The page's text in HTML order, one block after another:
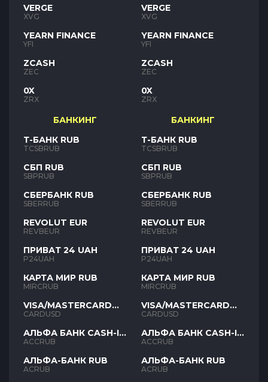
VERGE
XVG
YEARN FINANCE
YFI
ZCASH
ZEC
0X
ZRX
БАНКИНГ
Т-БАНК RUB
TCSBRUB
СБП RUB
SBPRUB
СБЕРБАНК RUB
SBERRUB
REVOLUT EUR
REVBEUR
ПРИВАТ 24 UAH
P24UAH
КАРТА МИР RUB
MIRCRUB
VISA/MASTERCARD
USD
CARDUSD
АЛЬФА БАНК CASH-IN
RUB
ACCRUB
АЛЬФА-БАНК RUB
ACRUB
VERGE
XVG
YEARN FINANCE
YFI
ZCASH
ZEC
0X
ZRX
БАНКИНГ
Т-БАНК RUB
TCSBRUB
СБП RUB
SBPRUB
СБЕРБАНК RUB
SBERRUB
REVOLUT EUR
REVBEUR
ПРИВАТ 24 UAH
P24UAH
КАРТА МИР RUB
MIRCRUB
VISA/MASTERCARD
USD
CARDUSD
АЛЬФА БАНК CASH-IN
RUB
ACCRUB
АЛЬФА-БАНК RUB
ACRUB